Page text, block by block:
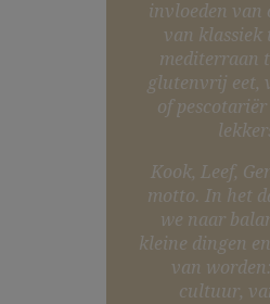
invloeden van
van klassiek
mediterraan
glutenvrij eet,
of
Kook, Leef,
motto. In het
we naar
kleine dingen
van
cultuur,